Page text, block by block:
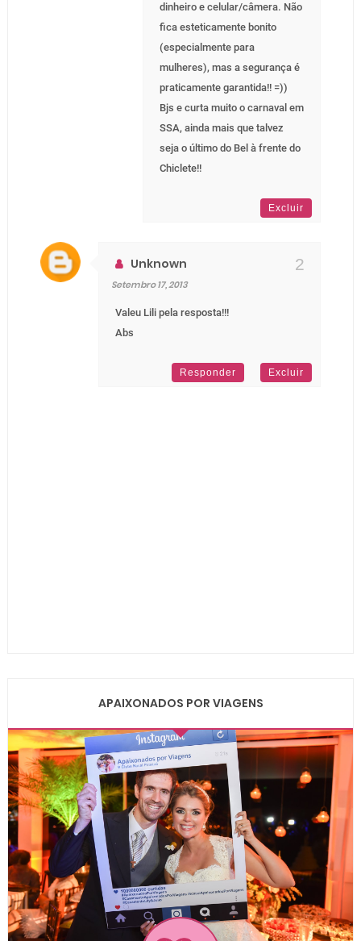
dinheiro e celular/câmera. Não
fica esteticamente bonito
(especialmente para
mulheres), mas a segurança é
praticamente garantida!! =))
Bjs e curta muito o carnaval em
SSA, ainda mais que talvez
seja o último do Bel à frente do
Chiclete!!
Excluir
Unknown
Setembro 17, 2013
Valeu Lili pela resposta!!!
Abs
Responder Excluir
APAIXONADOS POR VIAGENS